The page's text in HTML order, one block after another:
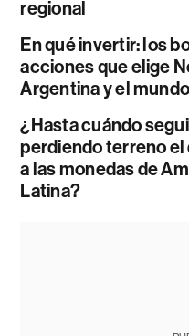
regional
En qué invertir: los
acciones que elige
Argentina y el mundo
¿Hasta cuándo
perdiendo terreno
a las monedas de
Latina?